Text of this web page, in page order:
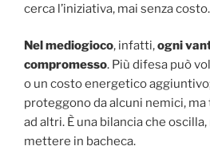
cerca l’iniziativa, mai senza costo.
Nel mediogioco, infatti,ogni
compromesso. Più difesa può
o un costo energetico
proteggono da alcuni nemici,
ad altri. È una bilancia che
mettere in bacheca.